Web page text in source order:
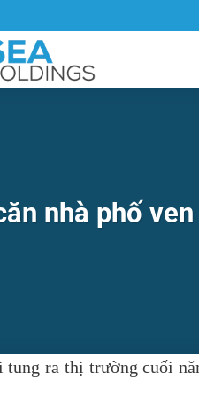
nhà phố
ra thị trường cuối